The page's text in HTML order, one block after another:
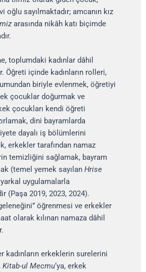
oğlu sayılmaktadır; amcanın kız
arasında nikâh katı biçimde
toplumdaki kadınlar dâhil
Öğreti içinde kadınların rolleri,
biriyle evlenmek, öğretiyi
çocuklar doğurmak ve
çocukları kendi öğreti
dini bayramlarda
dayalı iş bölümlerini
erkekler tarafından namaz
temizliğini sağlamak, bayram
(temel yemek sayılan Hrise
uygulamalarla
(Paşa 2019, 2023, 2024).
geleneğini” öğrenmesi ve erkekler
olarak kılınan namaza dâhil
kadınların erkeklerin surelerini
Kitab-ul Mecmu‘ya, erkek